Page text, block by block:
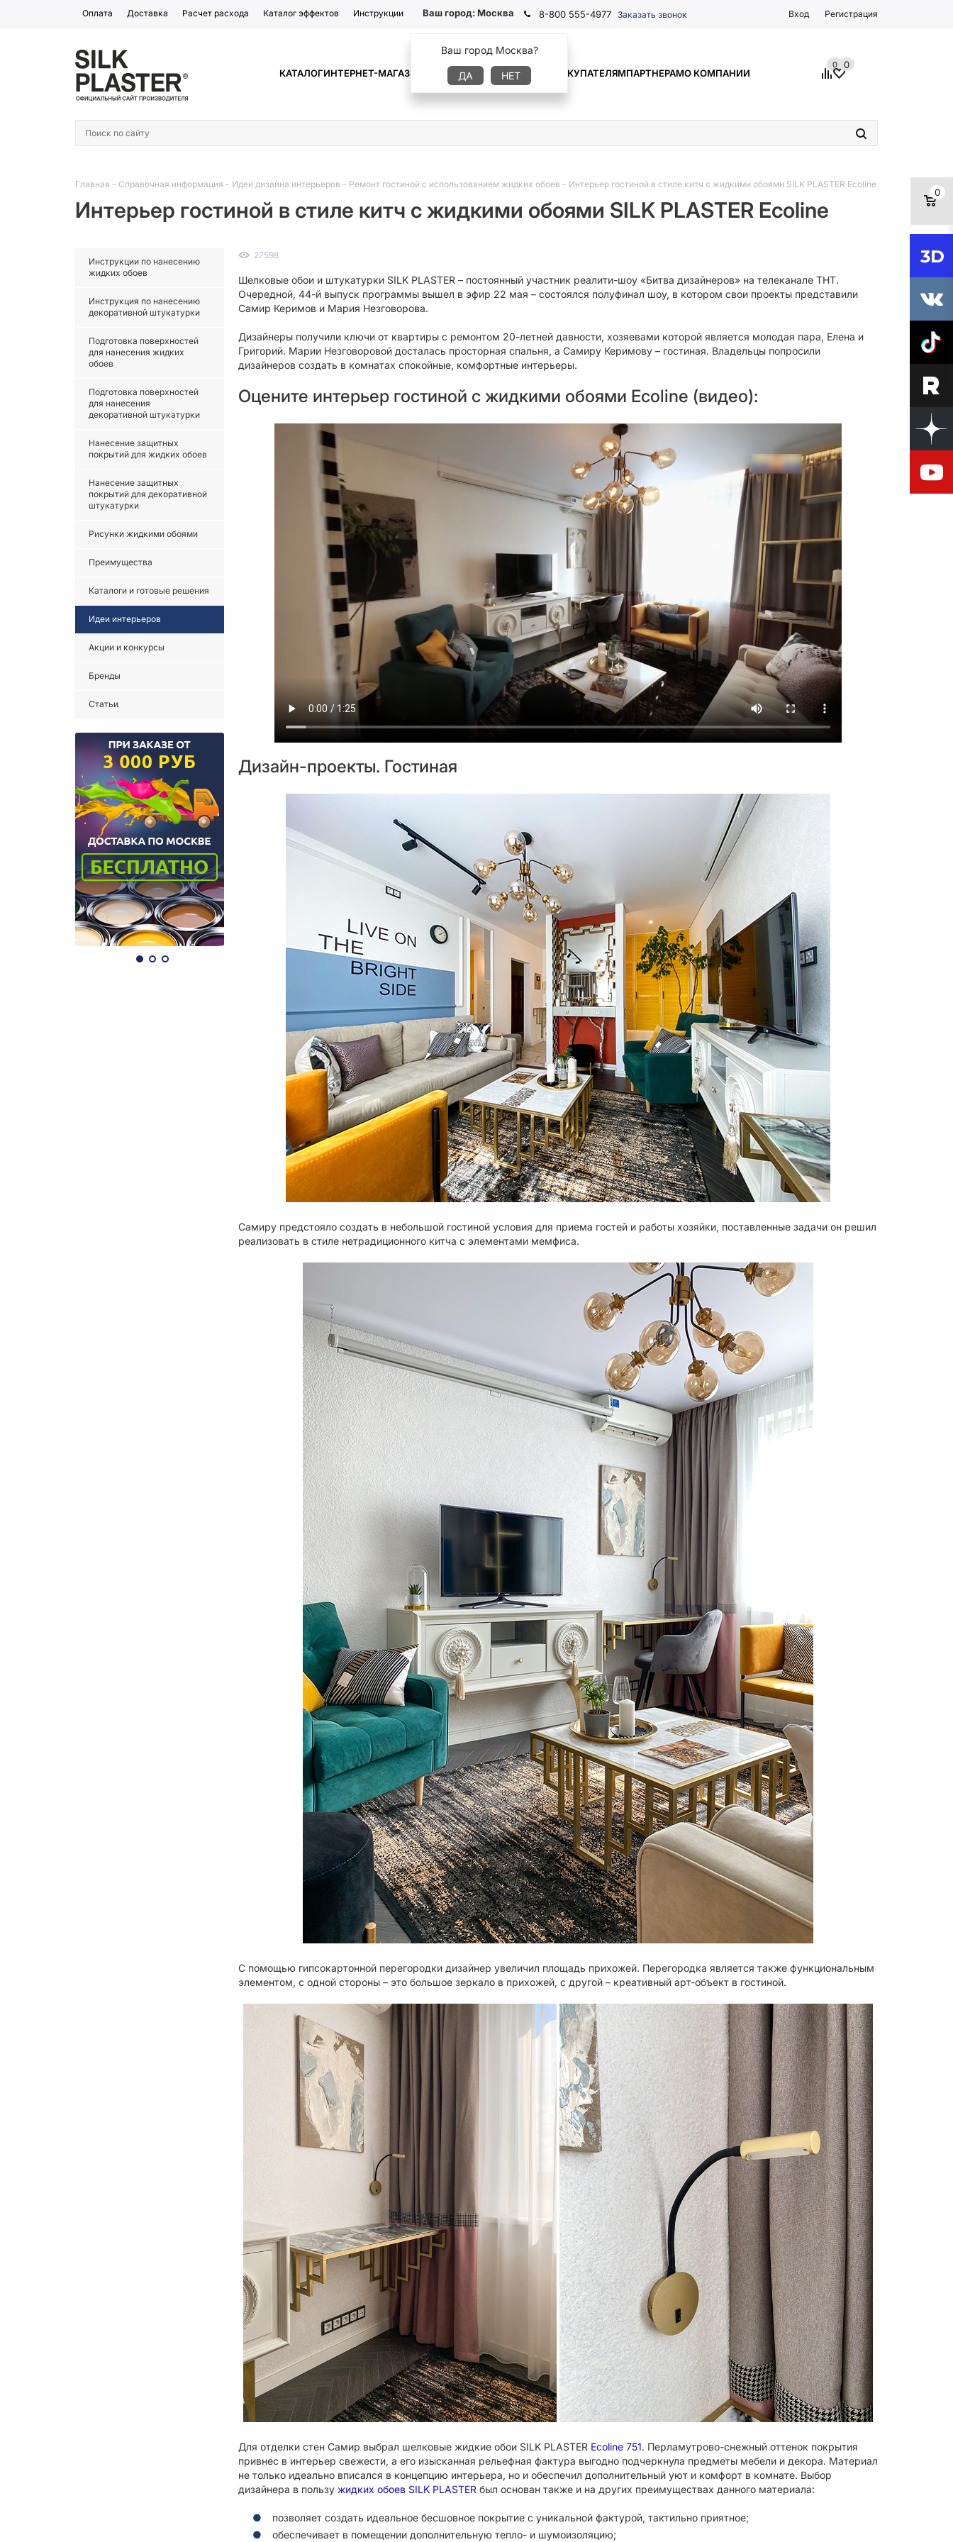
Оплата Доставка Расчет расхода Каталог эффектов Инструкции Ваш город:Москва
Ваш город Москва?
ДА НЕТ
8-800 555-4977 Заказать звонок Вход Регистрация
КАТАЛОГИНТЕРНЕТ-МАГАЗИН ГДЕ КУПИТЬ ИНФОРМАЦИЯ ПОКУПАТЕЛЯМПАРТНЕРАМО КОМПАНИИ
0 0
0
Главная - Справочная информация - Идеи дизайна интерьеров - Ремонт гостиной с использованием жидких обоев - Интерьер гостиной в стиле китч с жидкими обоями SILK PLASTER Ecoline
Интерьер гостиной в стиле китч с жидкими обоями SILK PLASTER Ecoline
Инструкции по нанесению
жидких обоев
Инструкция по нанесению
декоративной штукатурки
Подготовка поверхностей
для нанесения жидких
обоев
Подготовка поверхностей
для нанесения
декоративной штукатурки
Нанесение защитных
покрытий для жидких обоев
Нанесение защитных
покрытий для декоративной
штукатурки
Рисунки жидкими обоями
Преимущества
Каталоги и готовые решения
Идеи интерьеров
Акции и конкурсы
Бренды
Статьи
27598
Шелковые обои и штукатурки SILK PLASTER – постоянный участник реалити-шоу «Битва дизайнеров» на телеканале ТНТ.
Очередной, 44-й выпуск программы вышел в эфир 22 мая – состоялся полуфинал шоу, в котором свои проекты представили
Самир Керимов и Мария Незговорова.
Дизайнеры получили ключи от квартиры с ремонтом 20-летней давности, хозяевами которой является молодая пара, Елена и
Григорий. Марии Незговоровой досталась просторная спальня, а Самиру Керимову – гостиная. Владельцы попросили
дизайнеров создать в комнатах спокойные, комфортные интерьеры.
Оцените интерьер гостиной с жидкими обоями Ecoline (видео):
Дизайн-проекты. Гостиная
Самиру предстояло создать в небольшой гостиной условия для приема гостей и работы хозяйки, поставленные задачи он решил
реализовать в стиле нетрадиционного китча с элементами мемфиса.
С помощью гипсокартонной перегородки дизайнер увеличил площадь прихожей. Перегородка является также функциональным
элементом, с одной стороны – это большое зеркало в прихожей, с другой – креативный арт-объект в гостиной.
Для отделки стен Самир выбрал шелковые жидкие обои SILK PLASTER Ecoline 751. Перламутрово-снежный оттенок покрытия
привнес в интерьер свежести, а его изысканная рельефная фактура выгодно подчеркнула предметы мебели и декора. Материал
не только идеально вписался в концепцию интерьера, но и обеспечил дополнительный уют и комфорт в комнате. Выбор
дизайнера в пользу жидких обоев SILK PLASTER был основан также и на других преимуществах данного материала:
позволяет создать идеальное бесшовное покрытие с уникальной фактурой, тактильно приятное;
обеспечивает в помещении дополнительную тепло- и шумоизоляцию;